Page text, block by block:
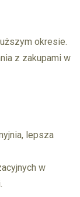
okresie.
z zakupami w
lepsza
w